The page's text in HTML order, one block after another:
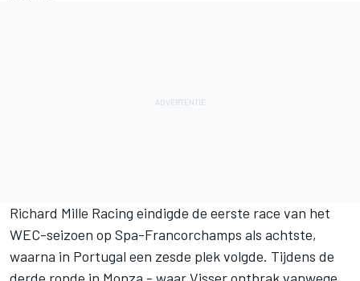
Richard Mille Racing eindigde de eerste race van het
WEC-seizoen op Spa-Francorchamps als achtste,
waarna in Portugal een zesde plek volgde. Tijdens de
derde ronde in Monza - waar Visser ontbrak vanwege